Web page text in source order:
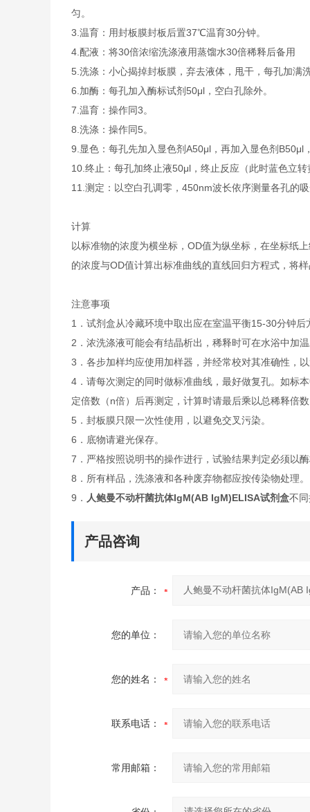
匀。
3. 温育：用封板膜封板后置37℃温育30分钟。
4. 配液：将30倍浓缩洗涤液用蒸馏水30倍稀释后备用
5. 洗涤：小心揭掉封板膜，弃去液体，甩干，每孔加满
6. 加酶：每孔加入酶标试剂50μl，空白孔除外。
7. 温育：操作同3。
8. 洗涤：操作同5。
9. 显色：每孔先加入显色剂A50μl，再加入显色剂
10. 终止：每孔加终止液50μl，终止反应（此时蓝色立转
11. 测定：以空白孔调零，450nm波长依序测量各孔的
计算
以标准物的浓度为横坐标，OD值为纵坐标，在坐标纸
的浓度与OD值计算出标准曲线的直线回归方程式，将
注意事项
1．试剂盒从冷藏环境中取出应在室温平衡15-30分钟
2．浓洗涤液可能会有结晶析出，稀释时可在水浴中加
3．各步加样均应使用加样器，并经常校对其准确性，
4．请每次测定的同时做标准曲线，最好做复孔。如标
定倍数（n倍）后再测定，计算时请最后乘以总稀释倍
5．封板膜只限一次性使用，以避免交叉污染。
6．底物请避光保存。
7．严格按照说明书的操作进行，试验结果判定必须以
8．所有样品，洗涤液和各种废弃物都应按传染物处理。
9． 人鲍曼不动杆菌抗体IgM(AB IgM)ELISA试剂盒不
产品咨询
产品：
您的单位：
您的姓名：
联系电话：
常用邮箱：